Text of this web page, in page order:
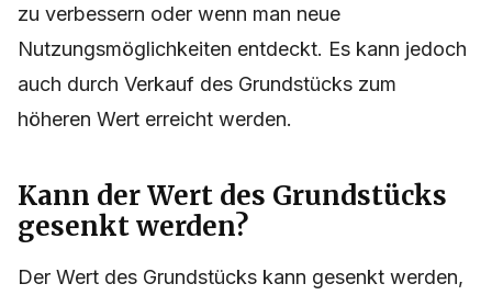
zu verbessern oder wenn man neue
Nutzungsmöglichkeiten entdeckt. Es kann jedoch
auch durch Verkauf des Grundstücks zum
höheren Wert erreicht werden.
Kann der Wert des Grundstücks
gesenkt werden?
Der Wert des Grundstücks kann gesenkt werden,